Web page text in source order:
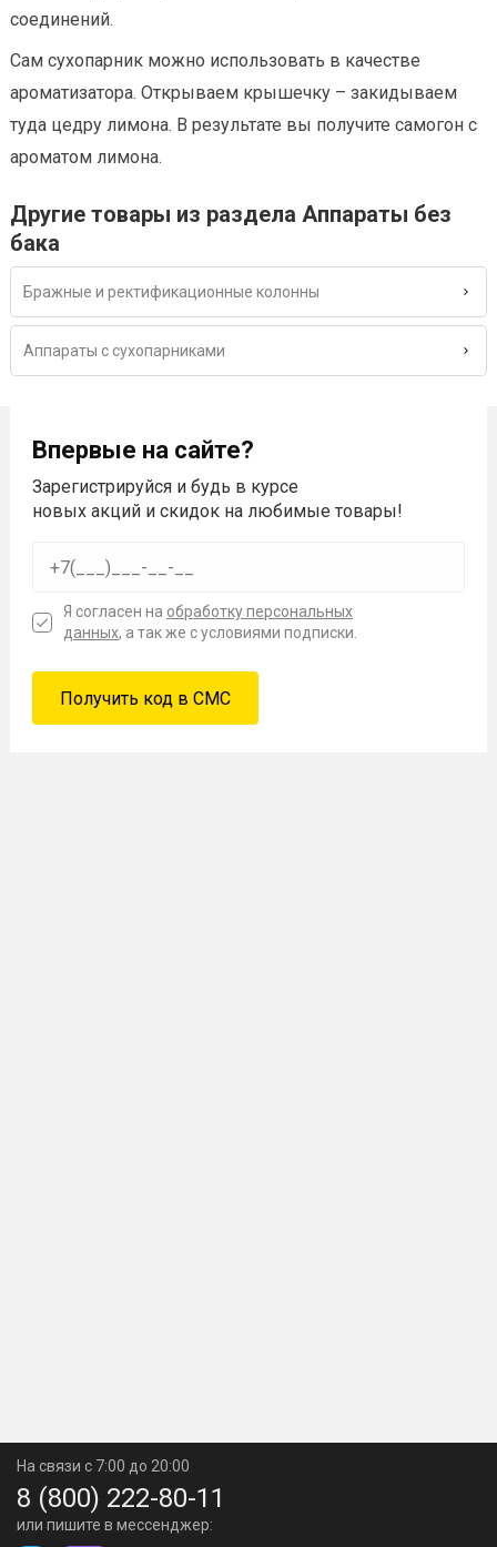
соединений.
Сам сухопарник можно использовать в качестве
ароматизатора. Открываем крышечку – закидываем
туда цедру лимона. В результате вы получите самогон с
ароматом лимона.
Другие товары из раздела Аппараты без
бака
Бражные и ректификационные колонны
Аппараты с сухопарниками
Впервые на сайте?
Зарегистрируйся и будь в курсе
новых акций и скидок на любимые товары!
Я согласен на обработку персональных
данных, а так же с условиями подписки.
На связи с 7:00 до 20:00
8 (800) 222-80-11
или пишите в мессенджер: